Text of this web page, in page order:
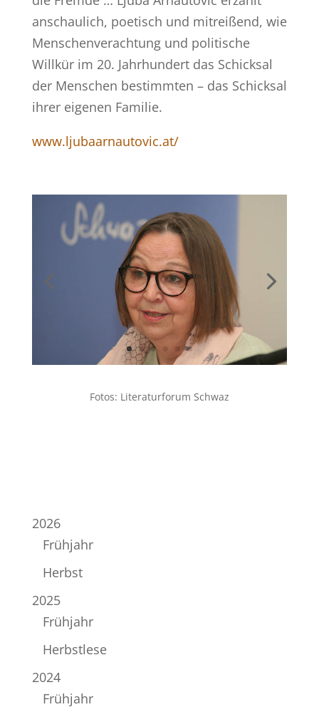
anschaulich, poetisch und mitreißend, wie
Menschenverachtung und politische
Willkür im 20. Jahrhundert das Schicksal
der Menschen bestimmten – das Schicksal
ihrer eigenen Familie.
www.ljubaarnautovic.at/
Fotos: Literaturforum Schwaz
2026
Frühjahr
Herbst
2025
Frühjahr
Herbstlese
2024
Frühjahr